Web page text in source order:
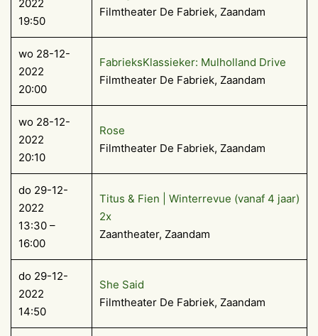
2022
19:50
Filmtheater De Fabriek, Zaandam
wo 28-12-
2022
20:00
FabrieksKlassieker: Mulholland Drive
Filmtheater De Fabriek, Zaandam
wo 28-12-
2022
20:10
Rose
Filmtheater De Fabriek, Zaandam
do 29-12-
2022
13:30 –
16:00
Titus & Fien | Winterrevue (vanaf 4 jaar)
2x
Zaantheater, Zaandam
do 29-12-
2022
14:50
She Said
Filmtheater De Fabriek, Zaandam